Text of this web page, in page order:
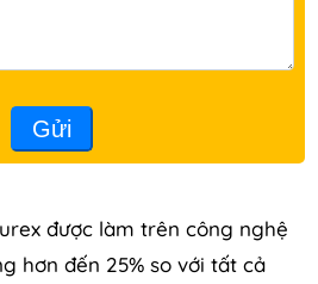
Gửi
được làm trên công nghệ
hơn đến 25% so với tất cả